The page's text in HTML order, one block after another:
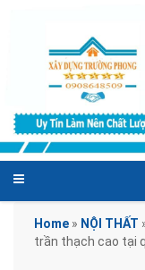
Home » NỘI THẤT
trần thạch cao tại